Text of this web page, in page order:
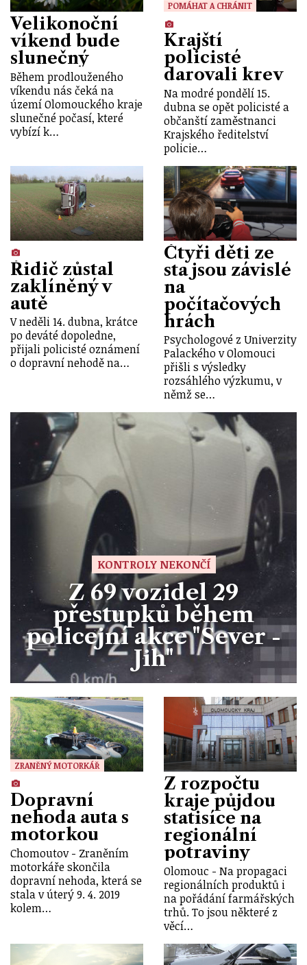
Velikonoční
víkend bude
slunečný
Během prodlouženého
víkendu nás čeká na
území Olomouckého kraje
slunečné počasí, které
vybízí k…
POMÁHAT A CHRÁNIT
Krajští
policisté
darovali krev
Na modré pondělí 15.
dubna se opět policisté a
občanští zaměstnanci
Krajského ředitelství
policie…
Řidič zůstal
zaklíněný v
autě
V neděli 14. dubna, krátce
po deváté dopoledne,
přijali policisté oznámení
o dopravní nehodě na…
Čtyři děti ze
sta jsou závislé
na
počítačových
hrách
Psychologové z Univerzity
Palackého v Olomouci
přišli s výsledky
rozsáhlého výzkumu, v
němž se…
KONTROLY NEKONČÍ
Z 69 vozidel 29
přestupků během
policejní akce "Sever -
Jih"
ZRANĚNÝ MOTORKÁŘ
Dopravní
nehoda auta s
motorkou
Chomoutov - Zraněním
motorkáře skončila
dopravní nehoda, která se
stala v úterý 9. 4. 2019
kolem…
Z rozpočtu
kraje půjdou
statisíce na
regionální
potraviny
Olomouc - Na propagaci
regionálních produktů i
na pořádání farmářských
trhů. To jsou některé z
věcí…